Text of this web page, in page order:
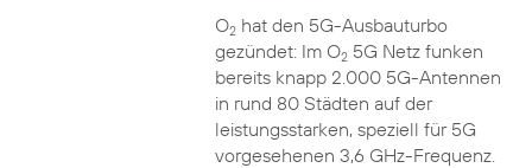
O2hat den 5G-Ausbauturbo
gezündet: Im O25G Netz funken
bereits knapp 2.000 5G-Antennen
in rund 80 Städten auf der
leistungsstarken, speziell für 5G
vorgesehenen 3,6 GHz-Frequenz.